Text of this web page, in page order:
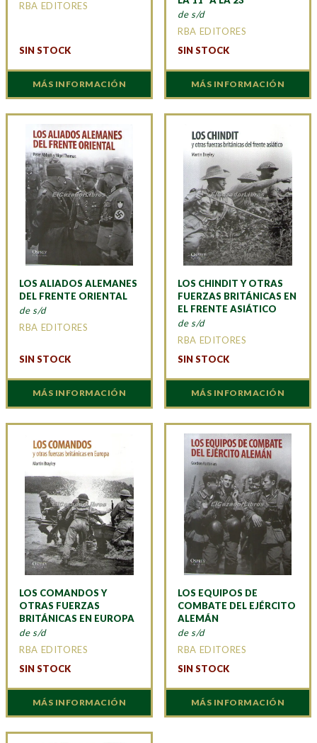
RBA EDITORES
SIN STOCK
MÁS INFORMACIÓN
de s/d
RBA EDITORES
SIN STOCK
MÁS INFORMACIÓN
LOS ALIADOS ALEMANES
DEL FRENTE ORIENTAL
de s/d
RBA EDITORES
SIN STOCK
MÁS INFORMACIÓN
LOS CHINDIT Y OTRAS
FUERZAS BRITÁNICAS EN
EL FRENTE ASIÁTICO
de s/d
RBA EDITORES
SIN STOCK
MÁS INFORMACIÓN
LOS COMANDOS Y
OTRAS FUERZAS
BRITÁNICAS EN EUROPA
de s/d
RBA EDITORES
SIN STOCK
MÁS INFORMACIÓN
LOS EQUIPOS DE
COMBATE DEL EJÉRCITO
ALEMÁN
de s/d
RBA EDITORES
SIN STOCK
MÁS INFORMACIÓN